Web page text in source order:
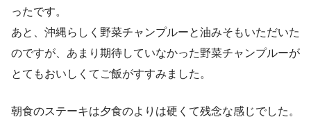
ったです。
あと、沖縄らしく野菜チャンプルーと油みそもいただいた
のですが、あまり期待していなかった野菜チャンプルーが
とてもおいしくてご飯がすすみました。
朝食のステーキは夕食のよりは硬くて残念な感じでした。